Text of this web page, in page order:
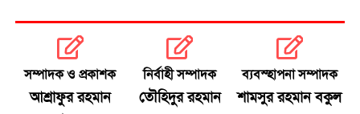
সালমান শাহ হত্যা মামলায় গ্রেপ্তার খলনায়ক ডন
অতীত ও ভুল নিয়ে নাবিলার আত্মোপলব্ধি
সম্পাদক ও প্রকাশক
আশ্রাফুর রহমান
নির্বাহী সম্পাদক
তৌহিদুর রহমান
ব্যবস্হাপনা সম্পাদক
শামসুর রহমান বকুল